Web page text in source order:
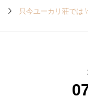
只今ユーカリ荘では